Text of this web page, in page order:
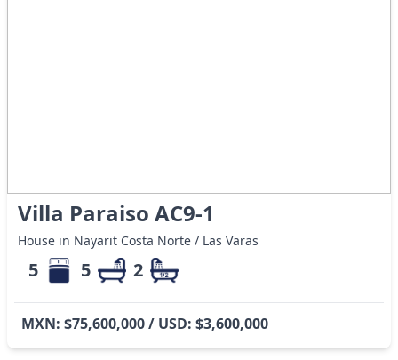
Villa Paraiso AC9-1
House in Nayarit Costa Norte / Las Varas
5 5 2
MXN: $75,600,000 / USD: $3,600,000